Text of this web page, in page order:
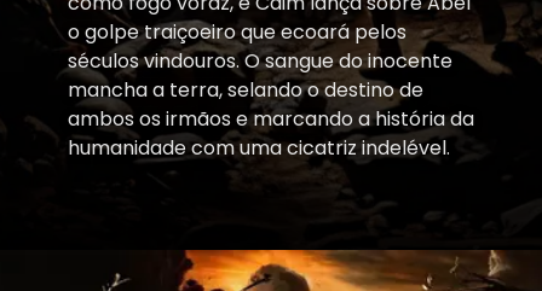
o golpe traiçoeiro que ecoará pelos
séculos vindouros. O sangue do inocente
mancha a terra, selando o destino de
ambos os irmãos e marcando a história da
humanidade com uma cicatriz indelével.